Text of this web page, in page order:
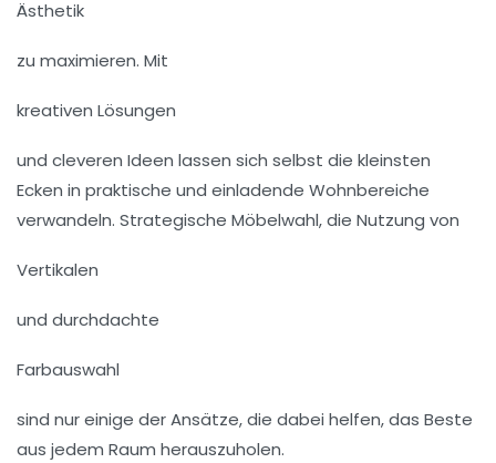
Ästhetik
zu maximieren. Mit
kreativen Lösungen
und cleveren Ideen lassen sich selbst die kleinsten
Ecken in praktische und einladende Wohnbereiche
verwandeln. Strategische Möbelwahl, die Nutzung von
Vertikalen
und durchdachte
Farbauswahl
sind nur einige der Ansätze, die dabei helfen, das Beste
aus jedem Raum herauszuholen.